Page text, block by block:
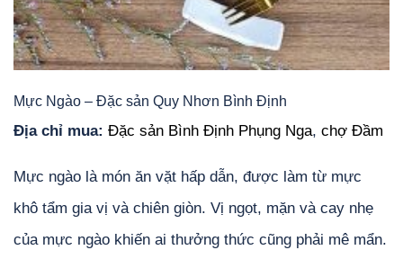
Mực Ngào – Đặc sản Quy Nhơn Bình Định
Địa chỉ mua: Đặc sản Bình Định Phụng Nga, chợ Đầm
Mực ngào là món ăn vặt hấp dẫn, được làm từ mực
khô tẩm gia vị và chiên giòn. Vị ngọt, mặn và cay nhẹ
của mực ngào khiến ai thưởng thức cũng phải mê mẩn.